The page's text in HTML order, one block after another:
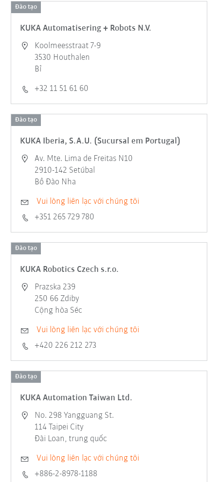
Đào tạo
KUKA Automatisering + Robots N.V.
Koolmeesstraat 7-9
3530 Houthalen
Bỉ
+32 11 51 61 60
Đào tạo
KUKA Iberia, S.A.U. (Sucursal em Portugal)
Av. Mte. Lima de Freitas N10
2910-142 Setúbal
Bồ Đào Nha
Vui lòng liên lạc với chúng tôi
+351 265 729 780
Đào tạo
KUKA Robotics Czech s.r.o.
Prazska 239
250 66 Zdiby
Cộng hòa Séc
Vui lòng liên lạc với chúng tôi
+420 226 212 273
Đào tạo
KUKA Automation Taiwan Ltd.
No. 298 Yangguang St.
114 Taipei City
Đài Loan, trung quốc
Vui lòng liên lạc với chúng tôi
+886-2-8978-1188